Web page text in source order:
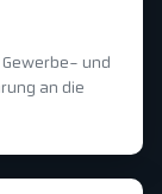
und
an die